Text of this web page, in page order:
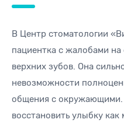
В Центр стоматологии
пациентка с жалобами
верхних зубов. Она
невозможности
общения с окружающими.
восстановить улыбку